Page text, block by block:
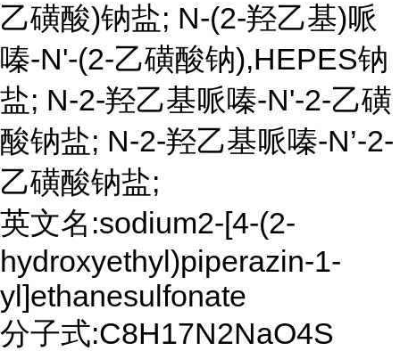
乙磺酸)钠盐; N-(2-羟乙基)哌
嗪-N'-(2-乙磺酸钠),HEPES钠
盐; N-2-羟乙基哌嗪-N'-2-乙磺
酸钠盐; N-2-羟乙基哌嗪-N’-2-
乙磺酸钠盐;
英文名:sodium2-[4-(2-
hydroxyethyl)piperazin-1-
yl]ethanesulfonate
分子式:C8H17N2NaO4S